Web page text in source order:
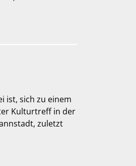
ist, sich zu einem
Kulturtreff in der
zuletzt